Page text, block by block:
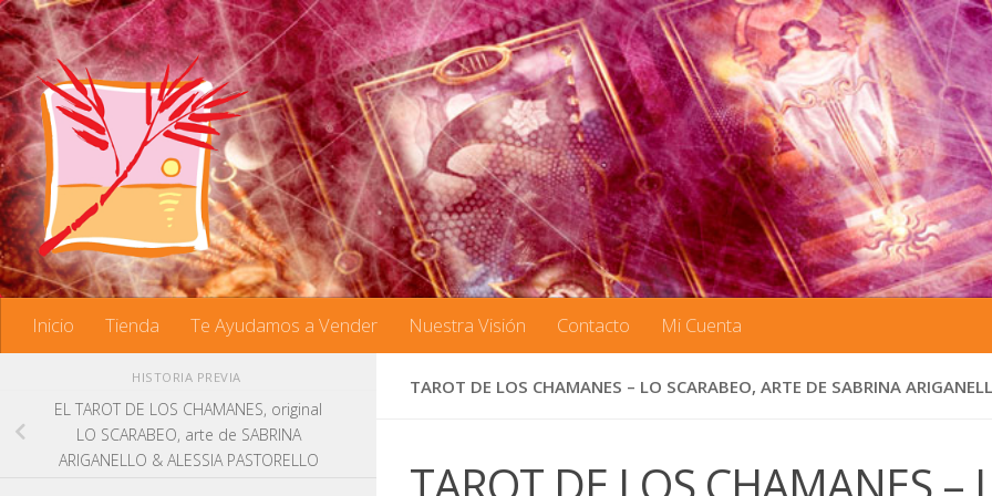
Saltar al contenido
Inicio Tienda Te Ayudamos a Vender Nuestra Visión Contacto Mi Cuenta
TAROT DE LOS CHAMANES – LO SCARABEO, ARTE DE SABRINA
HISTORIA PREVIA
EL TAROT DE LOS CHAMANES, original
LO SCARABEO, arte de SABRINA
ARIGANELLO & ALESSIA PASTORELLO